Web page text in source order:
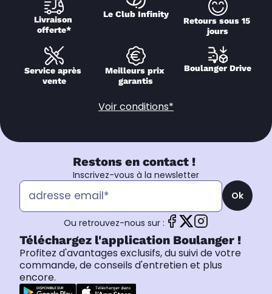
Livraison
offerte*
Le Club Infinity
Retours sous 15
jours
Service après
vente
Meilleurs prix
garantis
Boulanger Drive
Voir conditions*
Restons en contact !
Inscrivez-vous à la newsletter
Ok
Ou retrouvez-nous sur :
Téléchargez l'application Boulanger !
Profitez d'avantages exclusifs, du suivi de votre
commande, de conseils d'entretien et plus
encore.